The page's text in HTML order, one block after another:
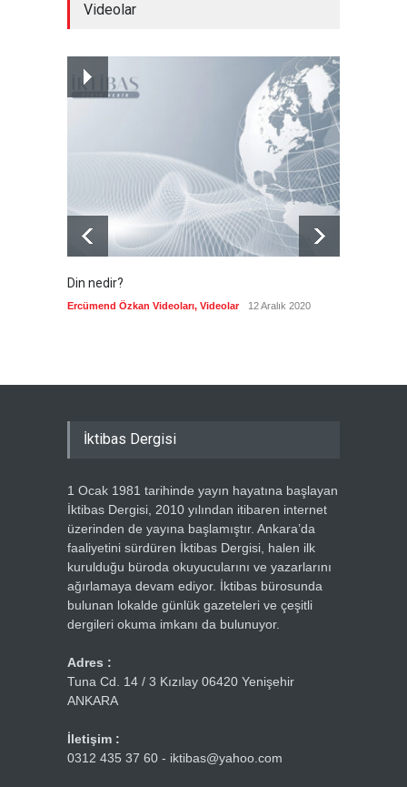
Libya'da rafineriye İHA
8 Ağustos 2026
Videolar
Din nedir?
Ercümend Özkan Videoları, Videolar 12 Aralık 2020
İktibas Dergisi
1 Ocak 1981 tarihinde yayın hayatına başlayan
İktibas Dergisi, 2010 yılından itibaren internet
üzerinden de yayına başlamıştır. Ankara’da
faaliyetini sürdüren İktibas Dergisi, halen ilk
kurulduğu büroda okuyucularını ve yazarlarını
ağırlamaya devam ediyor. İktibas bürosunda
bulunan lokalde günlük gazeteleri ve çeşitli
dergileri okuma imkanı da bulunuyor.
Adres :
Tuna Cd. 14 / 3 Kızılay 06420 Yenişehir
ANKARA
İletişim :
0312 435 37 60 - iktibas@yahoo.com